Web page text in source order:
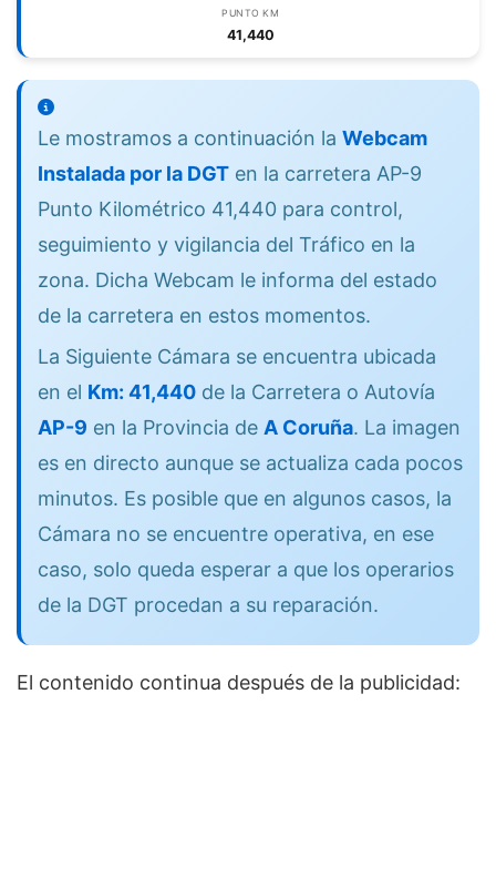
PUNTO KM
41,440
Le mostramos a continuación la Webcam
Instalada por la DGT en la carretera AP-9
Punto Kilométrico 41,440 para control,
seguimiento y vigilancia del Tráfico en la
zona. Dicha Webcam le informa del estado
de la carretera en estos momentos.
La Siguiente Cámara se encuentra ubicada
en el Km: 41,440 de la Carretera o Autovía
AP-9 en la Provincia de A Coruña. La imagen
es en directo aunque se actualiza cada pocos
minutos. Es posible que en algunos casos, la
Cámara no se encuentre operativa, en ese
caso, solo queda esperar a que los operarios
de la DGT procedan a su reparación.
El contenido continua después de la publicidad: